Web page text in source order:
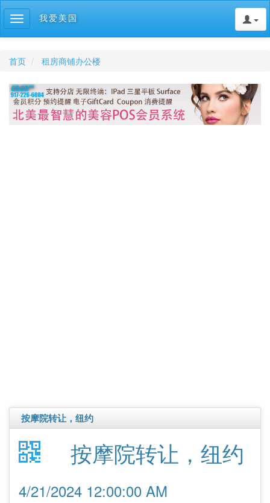
Toggle
navigation
我爱美国
首页 租房商铺办公楼
按摩院转让，纽约
按摩院转让，纽约
4/21/2024 12:00:00 AM